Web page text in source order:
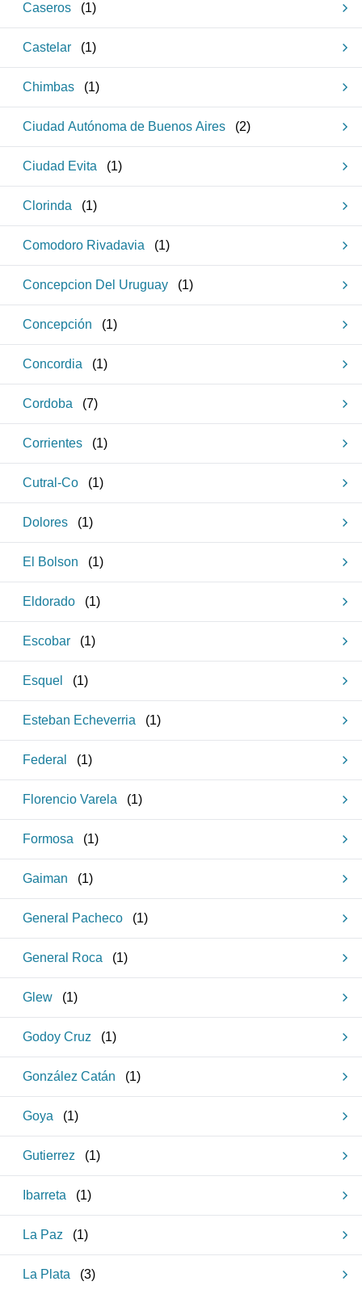
Caseros (1)
Castelar (1)
Chimbas (1)
Ciudad Autónoma de Buenos Aires (2)
Ciudad Evita (1)
Clorinda (1)
Comodoro Rivadavia (1)
Concepcion Del Uruguay (1)
Concepción (1)
Concordia (1)
Cordoba (7)
Corrientes (1)
Cutral-Co (1)
Dolores (1)
El Bolson (1)
Eldorado (1)
Escobar (1)
Esquel (1)
Esteban Echeverria (1)
Federal (1)
Florencio Varela (1)
Formosa (1)
Gaiman (1)
General Pacheco (1)
General Roca (1)
Glew (1)
Godoy Cruz (1)
González Catán (1)
Goya (1)
Gutierrez (1)
Ibarreta (1)
La Paz (1)
La Plata (3)